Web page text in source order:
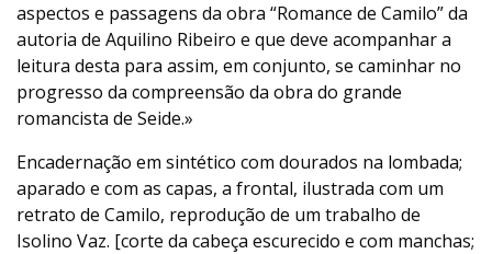
aspectos e passagens da obra “Romance de Camilo” da
autoria de Aquilino Ribeiro e que deve acompanhar a
leitura desta para assim, em conjunto, se caminhar no
progresso da compreensão da obra do grande
romancista de Seide.»
Encadernação em sintético com dourados na lombada;
aparado e com as capas, a frontal, ilustrada com um
retrato de Camilo, reprodução de um trabalho de
Isolino Vaz. [corte da cabeça escurecido e com manchas;